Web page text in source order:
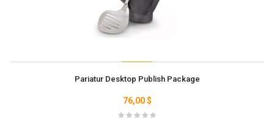
Pariatur Desktop Publish Package
76,00 $